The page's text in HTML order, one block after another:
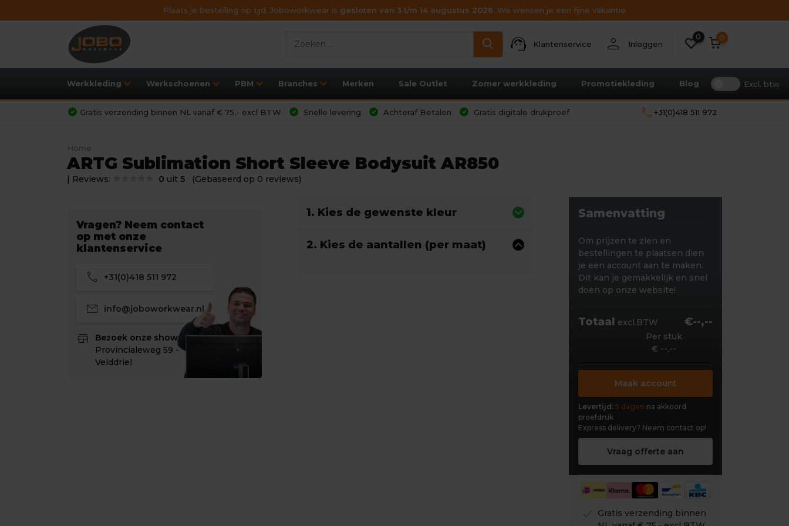
Plaats je bestelling op tijd. Joboworkwear is gesloten van 3 t/m 14 augustus 2026. We wensen je een fijne vakantie
support_agent Klantenservice person Inloggen
0 0
Werkkleding Werkschoenen PBM Branches Merken Sale Outlet Zomer werkkleding Promotiekleding Blog Excl. btw
Gratis verzending binnen NL vanaf € 75,- excl BTW Snelle levering Achteraf Betalen Gratis digitale drukproef call +31(0)418 511 972
Home
ARTG Sublimation Short Sleeve Bodysuit AR850
| Reviews: 0 uit 5 (Gebaseerd op 0 reviews)
Vragen? Neem contact
op met onze
klantenservice
call +31(0)418 511 972
mail info@joboworkwear.nl
store
Bezoek onze showroom:
Provincialeweg 59 -
Velddriel
1. Kies de gewenste kleur
2. Kies de aantallen (per maat)
Samenvatting
Om prijzen te zien en
bestellingen te plaatsen dien
je een account aan te maken.
Dit kan je gemakkelijk en snel
doen op onze website!
Totaal excl.BTW €--,--
Per stuk
€ --,--
Maak account
Levertijd: 5 dagen na akkoord
proefdruk
Express delivery? Neem contact op!
Vraag offerte aan
check
Gratis verzending binnen